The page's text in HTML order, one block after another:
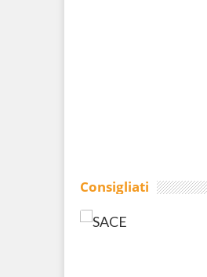
Consigliati